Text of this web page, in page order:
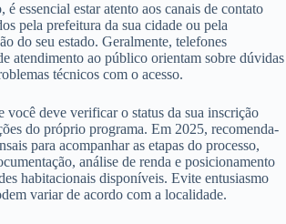
é essencial estar atento aos canais de contato
pela prefeitura da sua cidade ou pela
do seu estado. Geralmente, telefones
atendimento ao público orientam sobre dúvidas
técnicos com o acesso.
você deve verificar o status da sua inscrição
do próprio programa. Em 2025, recomenda-
para acompanhar as etapas do processo,
análise de renda e posicionamento
habitacionais disponíveis. Evite entusiasmo
variar de acordo com a localidade.